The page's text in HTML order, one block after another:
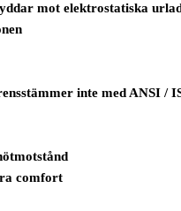
mot elektrostatiska
inte med ANSI /
comfort